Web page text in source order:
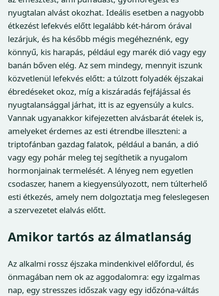
nyugtalan alvást okozhat. Ideális esetben a nagyobb
étkezést lefekvés előtt legalább két-három órával
lezárjuk, és ha később mégis megéheznénk, egy
könnyű, kis harapás, például egy marék dió vagy egy
banán bőven elég. Az sem mindegy, mennyit iszunk
közvetlenül lefekvés előtt: a túlzott folyadék éjszakai
ébredéseket okoz, míg a kiszáradás fejfájással és
nyugtalansággal járhat, itt is az egyensúly a kulcs.
Vannak ugyanakkor kifejezetten alvásbarát ételek is,
amelyeket érdemes az esti étrendbe illeszteni: a
triptofánban gazdag falatok, például a banán, a dió
vagy egy pohár meleg tej segíthetik a nyugalom
hormonjainak termelését. A lényeg nem egyetlen
csodaszer, hanem a kiegyensúlyozott, nem túlterhelő
esti étkezés, amely nem dolgoztatja meg feleslegesen
a szervezetet elalvás előtt.
Amikor tartós az álmatlanság
Az alkalmi rossz éjszaka mindenkivel előfordul, és
önmagában nem ok az aggodalomra: egy izgalmas
nap, egy stresszes időszak vagy egy időzóna-váltás